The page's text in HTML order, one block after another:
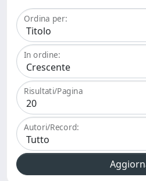
Ordina per:
In ordine:
Risultati/Pagina
Autori/Record: